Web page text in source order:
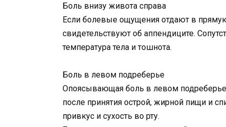
Боль внизу живота справа
Если болевые ощущения отдают в
свидетельствуют об аппендиците.
температура тела и тошнота.
Боль в левом подреберье
Опоясывающая боль в левом подреберье
после принятия острой, жирной пищи и
привкус и сухость во рту.